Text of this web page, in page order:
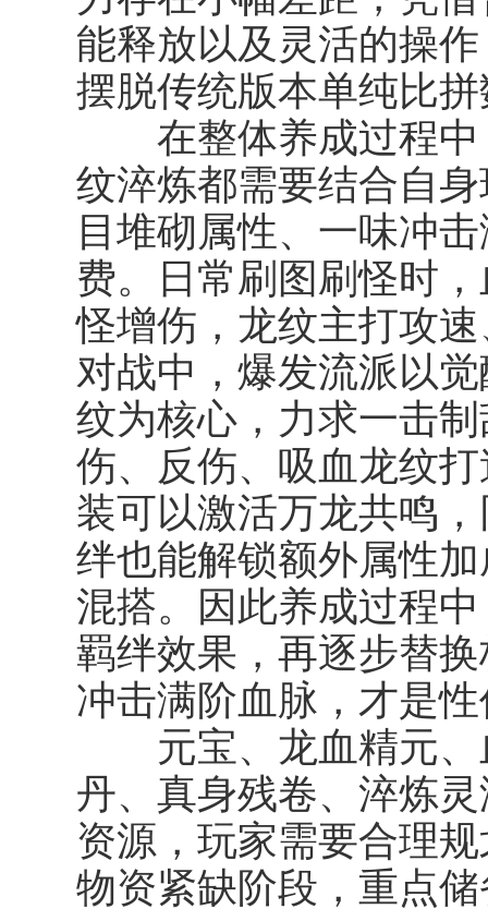
能释放以及灵活的操
摆脱传统版本单纯比
在整体养成过程中
纹淬炼都需要结合自
目堆砌属性、一味冲
费。日常刷图刷怪时
怪增伤，龙纹主打攻
对战中，爆发流派以
纹为核心，力求一击
伤、反伤、吸血龙纹
装可以激活万龙共鸣
绊也能解锁额外属性
混搭。因此养成过程
羁绊效果，再逐步替
冲击满阶血脉，才是
元宝、龙血精元、
丹、真身残卷、淬炼
资源，玩家需要合理
物资紧缺阶段，重点